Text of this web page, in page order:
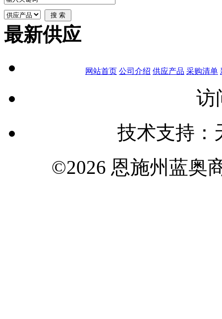
最新供应
网站首页 公司介绍 供应产品 采购清单
访
技术支持：
©2026 恩施州蓝奥